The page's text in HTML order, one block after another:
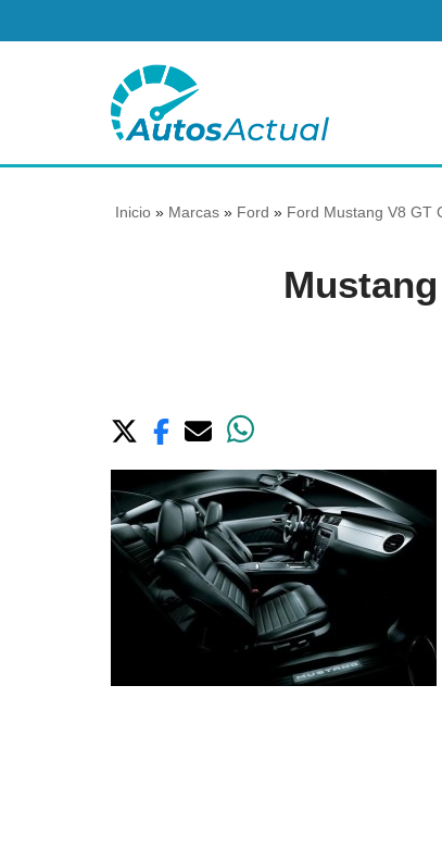
contenido
Inicio » Marcas » Ford » Ford Mustang V8 GT